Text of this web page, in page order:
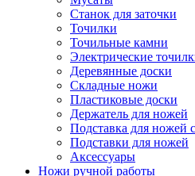
Станок для заточки
Точилки
Точильные камни
Электрические
Деревянные доски
Складные ножи
Пластиковые доски
Держатель для ножей
Подставка для ножей
Подставки для ножей
Аксессуары
Ножи ручной работы